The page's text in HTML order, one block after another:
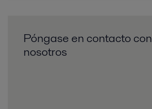
Póngase en contacto con
nosotros